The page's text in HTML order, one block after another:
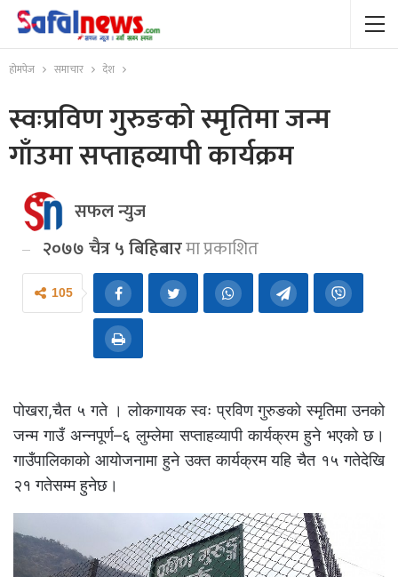
होमपेज समाचार देश
स्वःप्रविण गुरुङको स्मृतिमा जन्म
गाँउमा सप्ताहव्यापी कार्यक्रम
सफल न्युज
२०७७ चैत्र ५ बिहिबारमा प्रकाशित
105
पोखरा,चैत ५ गते । लोकगायक स्वः प्रविण गुरुङको स्मृतिमा उनको
जन्म गाउँ अन्नपूर्ण–६ लुम्लेमा सप्ताहव्यापी कार्यक्रम हुने भएको छ।
गाउँपालिकाको आयोजनामा हुने उक्त कार्यक्रम यहि चैत १५ गतेदेखि
२१ गतेसम्म हुनेछ।